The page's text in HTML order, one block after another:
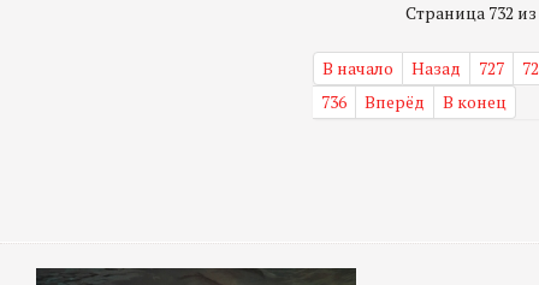
Страница 732 из
В начало Назад 727
736
Вперёд В конец